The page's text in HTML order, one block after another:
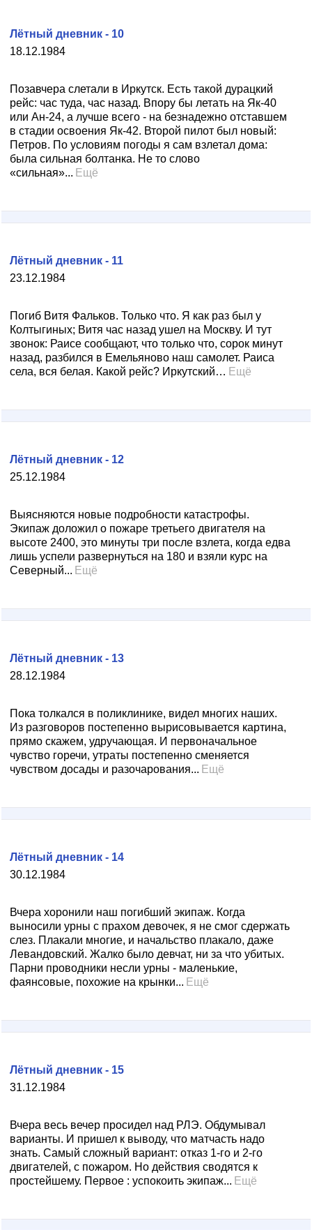
18.12.1984
Лётный дневник - 10
Позавчера слетали в Иркутск. Есть такой дурацкий
рейс: час туда, час назад. Впору бы летать на Як-40
или Ан-24, а лучше всего - на безнадежно отставшем
в стадии освоения Як-42. Второй пилот был новый:
Петров. По условиям погоды я сам взлетал дома:
была сильная болтанка. Не то слово
«сильная»... Ещё
23.12.1984
Лётный дневник - 11
Погиб Витя Фальков. Только что. Я как раз был у
Колтыгиных; Витя час назад ушел на Москву. И тут
звонок: Раисе сообщают, что только что, сорок минут
назад, разбился в Емельяново наш самолет. Раиса
села, вся белая. Какой рейс? Иркутский… Ещё
25.12.1984
Лётный дневник - 12
Выясняются новые подробности катастрофы.
Экипаж доложил о пожаре третьего двигателя на
высоте 2400, это минуты три после взлета, когда едва
лишь успели развернуться на 180 и взяли курс на
Северный... Ещё
28.12.1984
Лётный дневник - 13
Пока толкался в поликлинике, видел многих наших.
Из разговоров постепенно вырисовывается картина,
прямо скажем, удручающая. И первоначальное
чувство горечи, утраты постепенно сменяется
чувством досады и разочарования... Ещё
30.12.1984
Лётный дневник - 14
Вчера хоронили наш погибший экипаж. Когда
выносили урны с прахом девочек, я не смог сдержать
слез. Плакали многие, и начальство плакало, даже
Левандовский. Жалко было девчат, ни за что убитых.
Парни проводники несли урны - маленькие,
фаянсовые, похожие на крынки... Ещё
31.12.1984
Лётный дневник - 15
Вчера весь вечер просидел над РЛЭ. Обдумывал
варианты. И пришел к выводу, что матчасть надо
знать. Самый сложный вариант: отказ 1-го и 2-го
двигателей, с пожаром. Но действия сводятся к
простейшему. Первое : успокоить экипаж... Ещё